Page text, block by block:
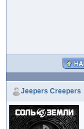
Jeepers Creepers